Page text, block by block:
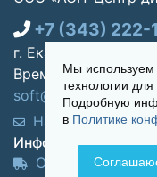
+7 (343) 222-
г. Екатеринбург,
Время работы: Пн-
soft@asp-partners.ru
Написать нам
Информация для
Оплата и
Мы
технологии
Подробную
в Политике